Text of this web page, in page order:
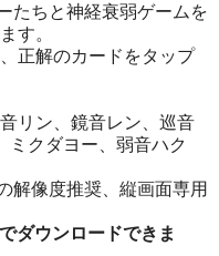
たちと神経衰弱ゲームを
す。
正解のカードをタップ
リン、鏡音レン、巡音
ミクダヨー、弱音ハク
解像度推奨、縦画面専用
ダウンロードできま